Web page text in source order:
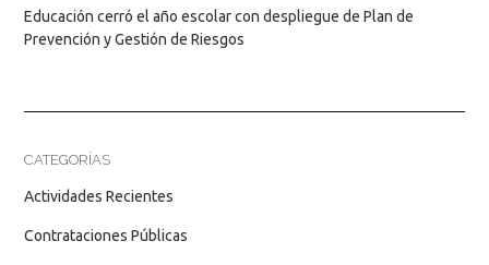
Educación cerró el año escolar con despliegue de Plan de
Prevención y Gestión de Riesgos
CATEGORÍAS
Actividades Recientes
Contrataciones Públicas